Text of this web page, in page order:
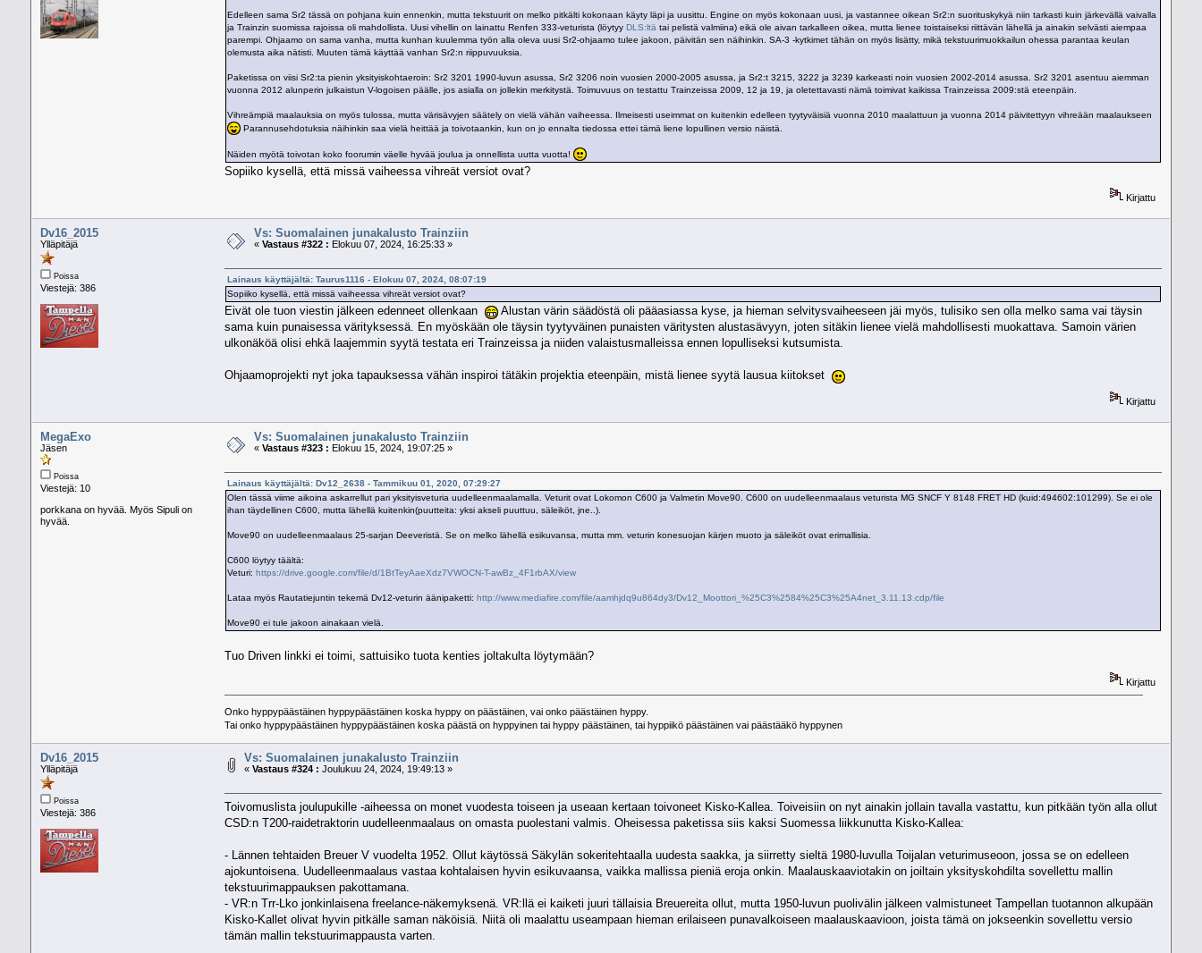
Edelleen sama Sr2 tässä on pohjana kuin ennenkin, mutta tekstuurit on melko pitkälti kokonaan käyty läpi ja uusittu. Engine on myös kokonaan uusi, ja vastannee oikean Sr2:n suorituskykyä niin tarkasti kuin järkevällä vaivalla
ja Trainzin suomissa rajoissa oli mahdollista. Uusi vihellin on lainattu Renfen 333-veturista (löytyyDLS:ltä tai pelistä valmiina) eikä ole aivan tarkalleen oikea, mutta lienee toistaiseksi riittävän lähellä ja ainakin selvästi aiempaa
parempi. Ohjaamo on sama vanha, mutta kunhan kuulemma työn alla oleva uusi Sr2-ohjaamo tulee jakoon, päivitän sen näihinkin. SA-3 -kytkimet tähän on myös lisätty, mikä tekstuurimuokkailun ohessa parantaa keulan
olemusta aika nätisti. Muuten tämä käyttää vanhan Sr2:n riippuvuuksia.
Paketissa on viisi Sr2:ta pienin yksityiskohtaeroin: Sr2 3201 1990-luvun asussa, Sr2 3206 noin vuosien 2000-2005 asussa, ja Sr2:t 3215, 3222 ja 3239 karkeasti noin vuosien 2002-2014 asussa. Sr2 3201 asentuu aiemman
vuonna 2012 alunperin julkaistun V-logoisen päälle, jos asialla on jollekin merkitystä. Toimuvuus on testattu Trainzeissa 2009, 12 ja 19, ja oletettavasti nämä toimivat kaikissa Trainzeissa 2009:stä eteenpäin.
Vihreämpiä maalauksia on myös tulossa, mutta värisävyjen säätely on vielä vähän vaiheessa. Ilmeisesti useimmat on kuitenkin edelleen tyytyväisiä vuonna 2010 maalattuun ja vuonna 2014 päivitettyyn vihreään maalaukseen
Parannusehdotuksia näihinkin saa vielä heittää ja toivotaankin, kun on jo ennalta tiedossa ettei tämä liene lopullinen versio näistä.
Näiden myötä toivotan koko foorumin väelle hyvää joulua ja onnellista uutta vuotta!
Sopiiko kysellä, että missä vaiheessa vihreät versiot ovat?
Kirjattu
Dv16_2015
Ylläpitäjä
Poissa
Viestejä: 386
Vs: Suomalainen junakalusto Trainziin
« Vastaus #322 : Elokuu 07, 2024, 16:25:33 »
Lainaus käyttäjältä: Taurus1116 - Elokuu 07, 2024, 08:07:19
Sopiiko kysellä, että missä vaiheessa vihreät versiot ovat?
Eivät ole tuon viestin jälkeen edenneet ollenkaan
Alustan värin säädöstä oli pääasiassa kyse, ja hieman selvitysvaiheeseen jäi myös, tulisiko sen olla melko sama vai täysin
sama kuin punaisessa värityksessä. En myöskään ole täysin tyytyväinen punaisten väritysten alustasävyyn, joten sitäkin lienee vielä mahdollisesti muokattava. Samoin värien
ulkonäköä olisi ehkä laajemmin syytä testata eri Trainzeissa ja niiden valaistusmalleissa ennen lopulliseksi kutsumista.
Ohjaamoprojekti nyt joka tapauksessa vähän inspiroi tätäkin projektia eteenpäin, mistä lienee syytä lausua kiitokset
Kirjattu
MegaExo
Jäsen
Poissa
Viestejä: 10
porkkana on hyvää. Myös Sipuli on
hyvää.
Vs: Suomalainen junakalusto Trainziin
« Vastaus #323 : Elokuu 15, 2024, 19:07:25 »
Lainaus käyttäjältä: Dv12_2638 - Tammikuu 01, 2020, 07:29:27
Olen tässä viime aikoina askarrellut pari yksityisveturia uudelleenmaalamalla. Veturit ovat Lokomon C600 ja Valmetin Move90. C600 on uudelleenmaalaus veturista MG SNCF Y 8148 FRET HD (kuid:494602:101299). Se ei ole
ihan täydellinen C600, mutta lähellä kuitenkin(puutteita: yksi akseli puuttuu, säleiköt, jne..).
Move90 on uudelleenmaalaus 25-sarjan Deeveristä. Se on melko lähellä esikuvansa, mutta mm. veturin konesuojan kärjen muoto ja säleiköt ovat erimallisia.
C600 löytyy täältä:
Veturi:https://drive.google.com/file/d/1BtTeyAaeXdz7VWOCN-T-awBz_4F1rbAX/view
Lataa myös Rautatiejuntin tekemä Dv12-veturin äänipaketti:http://www.mediafire.com/file/aamhjdq9u864dy3/Dv12_Moottori_%25C3%2584%25C3%25A4net_3.11.13.cdp/file
Move90 ei tule jakoon ainakaan vielä.
Tuo Driven linkki ei toimi, sattuisiko tuota kenties joltakulta löytymään?
Kirjattu
Onko hyppypäästäinen hyppypäästäinen koska hyppy on päästäinen, vai onko päästäinen hyppy.
Tai onko hyppypäästäinen hyppypäästäinen koska päästä on hyppyinen tai hyppy päästäinen, tai hyppiikö päästäinen vai päästääkö hyppynen
Dv16_2015
Ylläpitäjä
Poissa
Viestejä: 386
Vs: Suomalainen junakalusto Trainziin
« Vastaus #324 : Joulukuu 24, 2024, 19:49:13 »
Toivomuslista joulupukille -aiheessa on monet vuodesta toiseen ja useaan kertaan toivoneet Kisko-Kallea. Toiveisiin on nyt ainakin jollain tavalla vastattu, kun pitkään työn alla ollut
CSD:n T200-raidetraktorin uudelleenmaalaus on omasta puolestani valmis. Oheisessa paketissa siis kaksi Suomessa liikkunutta Kisko-Kallea:
- Lännen tehtaiden Breuer V vuodelta 1952. Ollut käytössä Säkylän sokeritehtaalla uudesta saakka, ja siirretty sieltä 1980-luvulla Toijalan veturimuseoon, jossa se on edelleen
ajokuntoisena. Uudelleenmaalaus vastaa kohtalaisen hyvin esikuvaansa, vaikka mallissa pieniä eroja onkin. Maalauskaaviotakin on joiltain yksityskohdilta sovellettu mallin
tekstuurimappauksen pakottamana.
- VR:n Trr-Lko jonkinlaisena freelance-näkemyksenä. VR:llä ei kaiketi juuri tällaisia Breuereita ollut, mutta 1950-luvun puolivälin jälkeen valmistuneet Tampellan tuotannon alkupään
Kisko-Kallet olivat hyvin pitkälle saman näköisiä. Niitä oli maalattu useampaan hieman erilaiseen punavalkoiseen maalauskaavioon, joista tämä on jokseenkin sovellettu versio
tämän mallin tekstuurimappausta varten.